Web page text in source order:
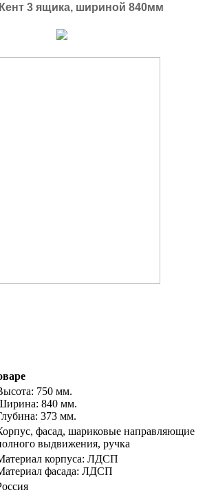
3 ящика, шириной 840мм
750 мм.
840 мм.
373 мм.
фасад, шариковые направляющие
выдвижения, ручка
корпуса: ЛДСП
фасада: ЛДСП